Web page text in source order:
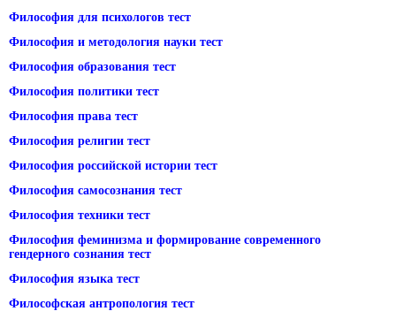
Философия для психологов тест
Философия и методология науки тест
Философия образования тест
Философия политики тест
Философия права тест
Философия религии тест
Философия российской истории тест
Философия самосознания тест
Философия техники тест
Философия феминизма и формирование современного
гендерного сознания тест
Философия языка тест
Философская антропология тест